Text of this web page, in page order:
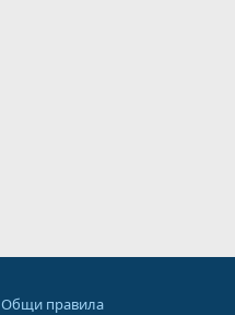
Общи правила